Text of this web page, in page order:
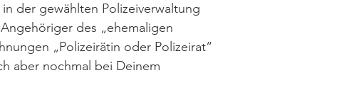
der gewählten Polizeiverwaltung
des „ehemaligen
„Polizeirätin oder Polizeirat“
aber nochmal bei Deinem